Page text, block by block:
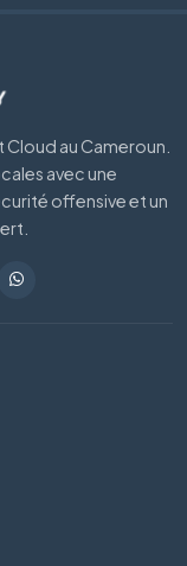
au Cameroun.
avec une
offensive et un